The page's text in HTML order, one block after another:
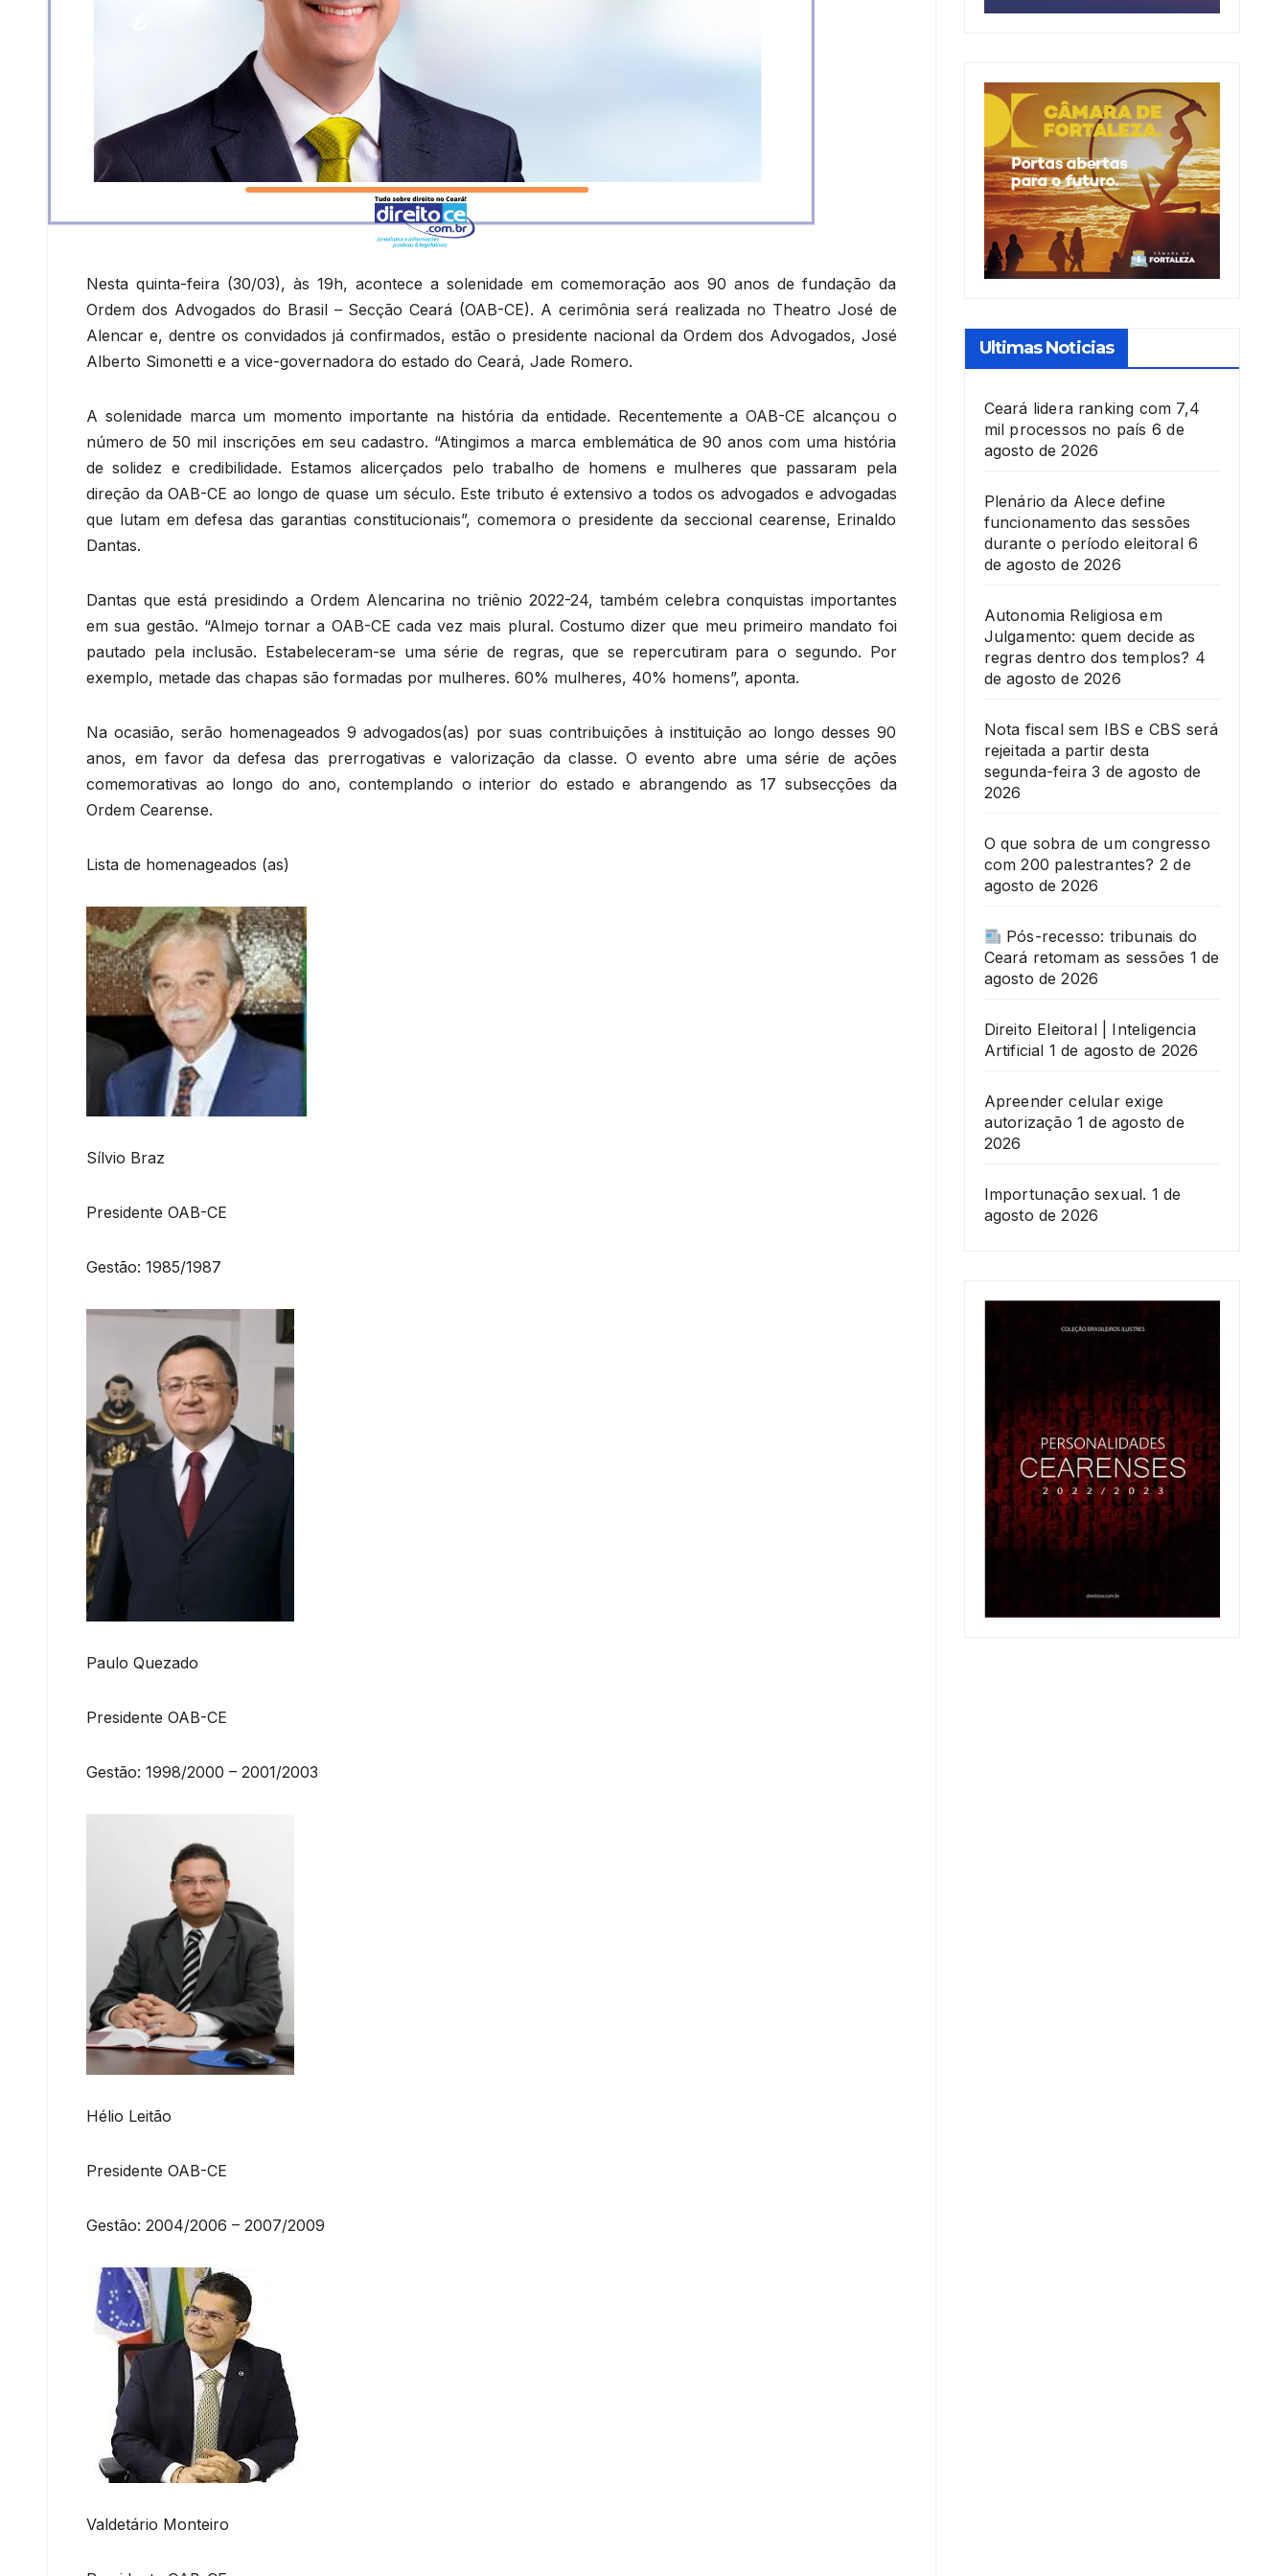
Nesta quinta-feira (30/03), às 19h, acontece a solenidade em comemoração aos 90 anos de fundação da
Ordem dos Advogados do Brasil – Secção Ceará (OAB-CE). A cerimônia será realizada no Theatro José de
Alencar e, dentre os convidados já confirmados, estão o presidente nacional da Ordem dos Advogados, José
Alberto Simonetti e a vice-governadora do estado do Ceará, Jade Romero.
A solenidade marca um momento importante na história da entidade. Recentemente a OAB-CE alcançou o
número de 50 mil inscrições em seu cadastro. “Atingimos a marca emblemática de 90 anos com uma história
de solidez e credibilidade. Estamos alicerçados pelo trabalho de homens e mulheres que passaram pela
direção da OAB-CE ao longo de quase um século. Este tributo é extensivo a todos os advogados e advogadas
que lutam em defesa das garantias constitucionais”, comemora o presidente da seccional cearense, Erinaldo
Dantas.
Dantas que está presidindo a Ordem Alencarina no triênio 2022-24, também celebra conquistas importantes
em sua gestão. “Almejo tornar a OAB-CE cada vez mais plural. Costumo dizer que meu primeiro mandato foi
pautado pela inclusão. Estabeleceram-se uma série de regras, que se repercutiram para o segundo. Por
exemplo, metade das chapas são formadas por mulheres. 60% mulheres, 40% homens”, aponta.
Na ocasião, serão homenageados 9 advogados(as) por suas contribuições à instituição ao longo desses 90
anos, em favor da defesa das prerrogativas e valorização da classe. O evento abre uma série de ações
comemorativas ao longo do ano, contemplando o interior do estado e abrangendo as 17 subsecções da
Ordem Cearense.
Lista de homenageados (as)
Sílvio Braz
Presidente OAB-CE
Gestão: 1985/1987
Paulo Quezado
Presidente OAB-CE
Gestão: 1998/2000 – 2001/2003
Hélio Leitão
Presidente OAB-CE
Gestão: 2004/2006 – 2007/2009
Valdetário Monteiro
Ultimas Noticias
Ceará lidera ranking com 7,4
mil processos no país 6 de
agosto de 2026
Plenário da Alece define
funcionamento das sessões
durante o período eleitoral 6
de agosto de 2026
Autonomia Religiosa em
Julgamento: quem decide as
regras dentro dos templos? 4
de agosto de 2026
Nota fiscal sem IBS e CBS será
rejeitada a partir desta
segunda-feira 3 de agosto de
2026
O que sobra de um congresso
com 200 palestrantes? 2 de
agosto de 2026
Pós-recesso: tribunais do
Ceará retomam as sessões 1 de
agosto de 2026
Direito Eleitoral | Inteligencia
Artificial 1 de agosto de 2026
Apreender celular exige
autorização 1 de agosto de
2026
Importunação sexual. 1 de
agosto de 2026